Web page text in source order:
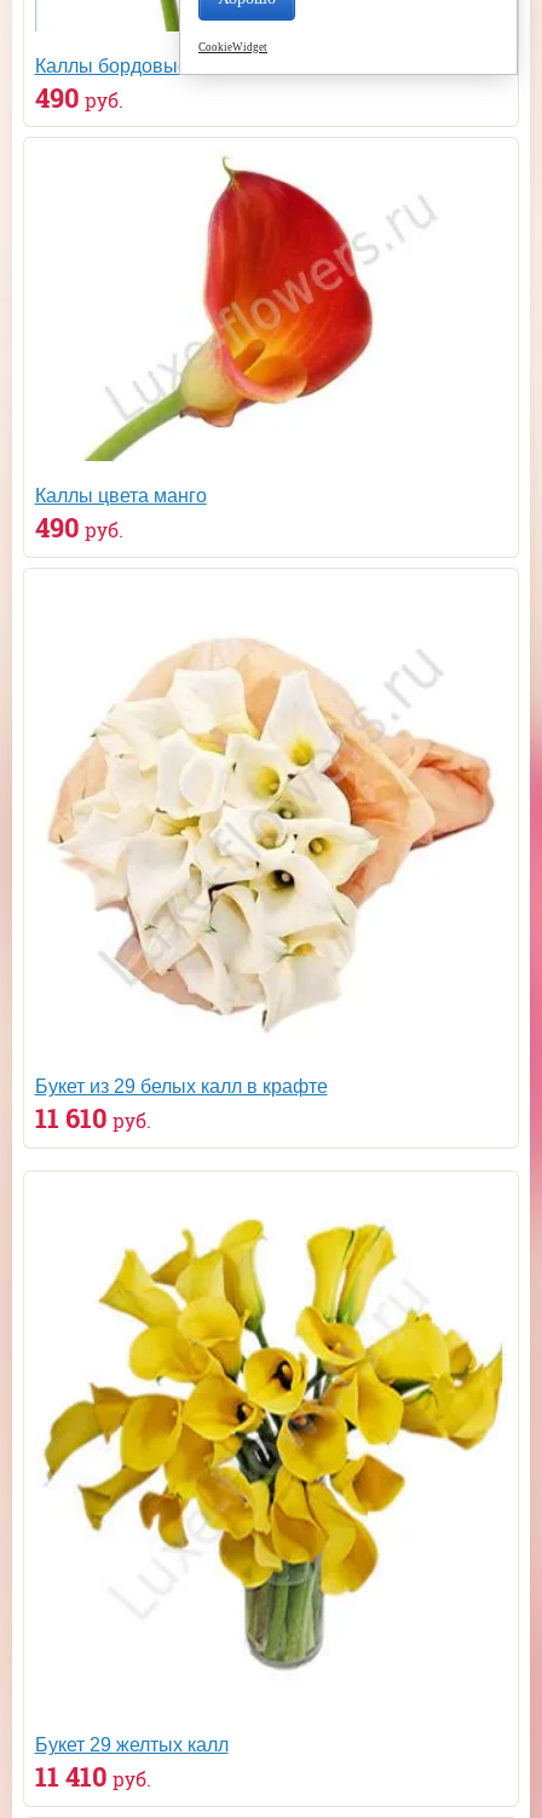
Каллы бордовые
490 руб.
Каллы цвета манго
490 руб.
Букет из 29 белых калл в крафте
11 610 руб.
Букет 29 желтых калл
11 410 руб.
CookieWidget